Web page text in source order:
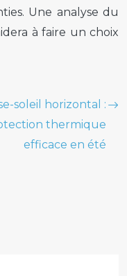
Une analyse du
à faire un choix
soleil horizontal :
thermique
efficace en été